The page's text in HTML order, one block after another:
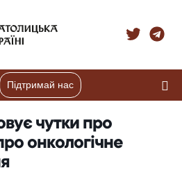
Підтримай нас
чутки про
онкологічне